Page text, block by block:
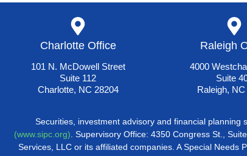
Charlotte Office
101 N. McDowell Street
Suite 112
Charlotte, NC 28204
Raleigh
4000
Suite
Raleigh,
Securities, investment advisory and financial
(www.sipc.org) . Supervisory Office: 4350 Congress St.,
Services, LLC or its affiliated companies. A Special Needs